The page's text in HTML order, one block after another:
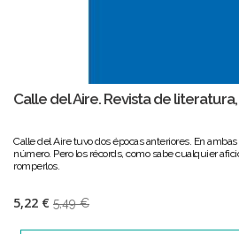
Calle del Aire. Revista de
Calle del Aire tuvo dos épocas anteriores. En
número. Pero los récords, como sabe cualquier
romperlos.
5,22 € 5,49 €